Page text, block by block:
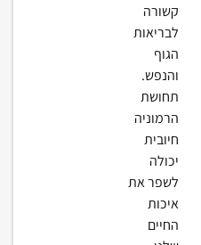
קשורה
לבריאות
הגוף
והנפש.
תחושת
הרמוניה
חיובית
יכולה
לשפר את
איכות
החיים